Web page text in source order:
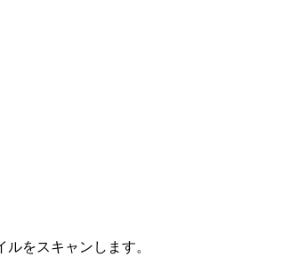
をスキャンします。